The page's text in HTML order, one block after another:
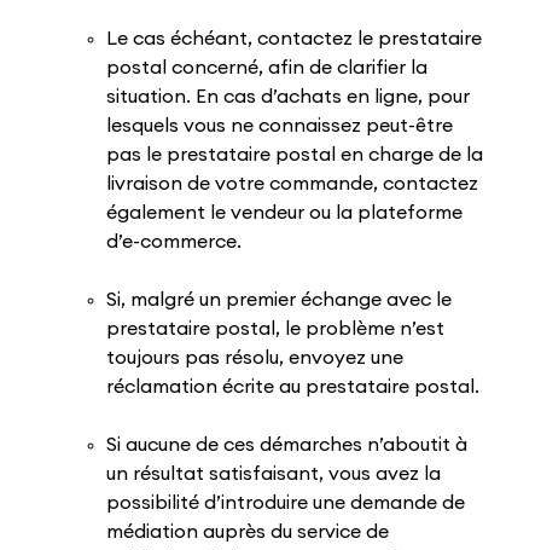
Le cas échéant, contactez le prestataire
postal concerné, afin de clarifier la
situation. En cas d’achats en ligne, pour
lesquels vous ne connaissez peut-être
pas le prestataire postal en charge de la
livraison de votre commande, contactez
également le vendeur ou la plateforme
d’e-commerce.
Si, malgré un premier échange avec le
prestataire postal, le problème n’est
toujours pas résolu, envoyez une
réclamation écrite au prestataire postal.
Si aucune de ces démarches n’aboutit à
un résultat satisfaisant, vous avez la
possibilité d’introduire une demande de
médiation auprès du service de